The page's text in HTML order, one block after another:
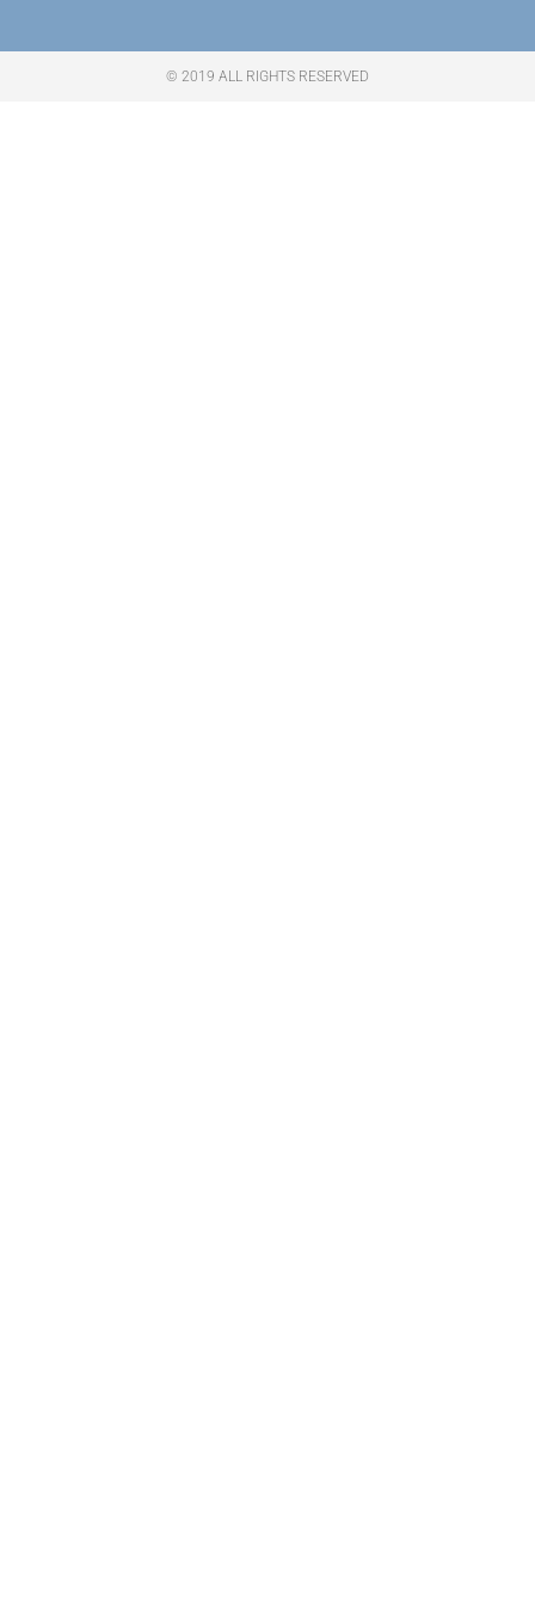
© 2019 ALL RIGHTS RESERVED​